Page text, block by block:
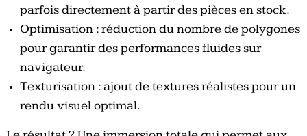
parfois directement à partir des pièces en stock.
Optimisation : réduction du nombre de polygones
pour garantir des performances fluides sur
navigateur.
Texturisation : ajout de textures réalistes pour un
rendu visuel optimal.